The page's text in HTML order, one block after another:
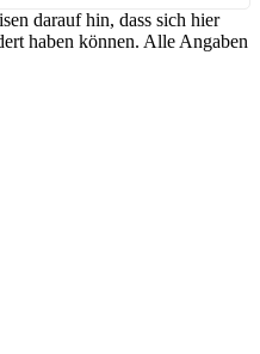
darauf hin, dass sich hier
haben können. Alle Angaben